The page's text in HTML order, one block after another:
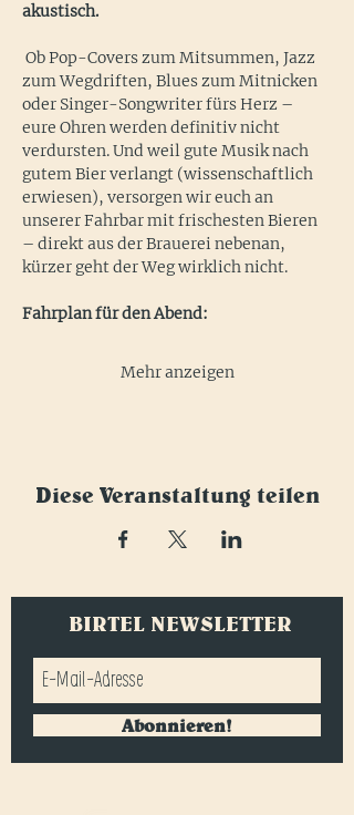
akustisch.
zum Wegdriften, Blues zum Mitnicken
oder Singer-Songwriter fürs Herz –
eure Ohren werden definitiv nicht
verdursten. Und weil gute Musik nach
gutem Bier verlangt (wissenschaftlich
erwiesen), versorgen wir euch an
unserer Fahrbar mit frischesten Bieren
– direkt aus der Brauerei nebenan,
kürzer geht der Weg wirklich nicht.
Fahrplan für den Abend:
Mehr anzeigen
Diese Veranstaltung teilen
BIRTEL NEWSLETTER
Abonnieren!